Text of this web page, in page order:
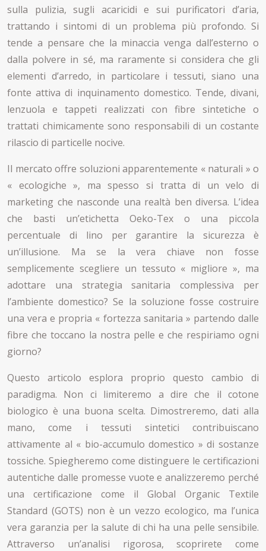
sulla pulizia, sugli acaricidi e sui purificatori d’aria,
trattando i sintomi di un problema più profondo. Si
tende a pensare che la minaccia venga dall’esterno o
dalla polvere in sé, ma raramente si considera che gli
elementi d’arredo, in particolare i tessuti, siano una
fonte attiva di inquinamento domestico. Tende, divani,
lenzuola e tappeti realizzati con fibre sintetiche o
trattati chimicamente sono responsabili di un costante
rilascio di particelle nocive.
Il mercato offre soluzioni apparentemente « naturali » o
« ecologiche », ma spesso si tratta di un velo di
marketing che nasconde una realtà ben diversa. L’idea
che basti un’etichetta Oeko-Tex o una piccola
percentuale di lino per garantire la sicurezza è
un’illusione. Ma se la vera chiave non fosse
semplicemente scegliere un tessuto « migliore », ma
adottare una strategia sanitaria complessiva per
l’ambiente domestico? Se la soluzione fosse costruire
una vera e propria « fortezza sanitaria » partendo dalle
fibre che toccano la nostra pelle e che respiriamo ogni
giorno?
Questo articolo esplora proprio questo cambio di
paradigma. Non ci limiteremo a dire che il cotone
biologico è una buona scelta. Dimostreremo, dati alla
mano, come i tessuti sintetici contribuiscano
attivamente al « bio-accumulo domestico » di sostanze
tossiche. Spiegheremo come distinguere le certificazioni
autentiche dalle promesse vuote e analizzeremo perché
una certificazione come il Global Organic Textile
Standard (GOTS) non è un vezzo ecologico, ma l’unica
vera garanzia per la salute di chi ha una pelle sensibile.
Attraverso un’analisi rigorosa, scoprirete come